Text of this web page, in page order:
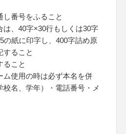
番号をふること
、40字×30行もしくは30字
の紙に印字し、400字詰め原
すること
ること
ム使用の時は必ず本名を併
名、学年）・電話番号・メ